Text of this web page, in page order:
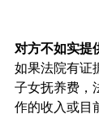
对方不如实提
如果法院有证
子女抚养费，
作的收入或目